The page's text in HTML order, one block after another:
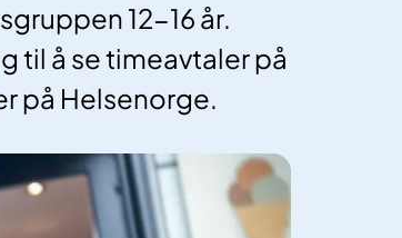
12-16 år.
til å se timeavtaler på
på Helsenorge.